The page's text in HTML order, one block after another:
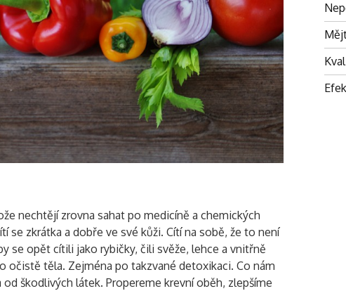
nechtějí zrovna sahat po medicíně a chemických
se zkrátka a dobře ve své kůži. Cítí na sobě, že to není
se opět cítili jako rybičky, čili svěže, lehce a vnitřně
očistě těla. Zejména po takzvané detoxikaci. Co nám
škodlivých látek. Propereme krevní oběh, zlepšíme